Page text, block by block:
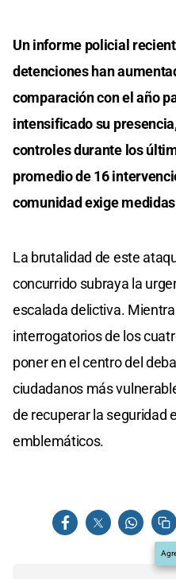
Un informe policial
detenciones han
comparación con el año
intensificado su
controles durante los
promedio de 16
comunidad exige
La brutalidad de este
concurrido subraya la
escalada delictiva.
interrogatorios de los
poner en el centro del
ciudadanos más
de recuperar la seguridad
emblemáticos.